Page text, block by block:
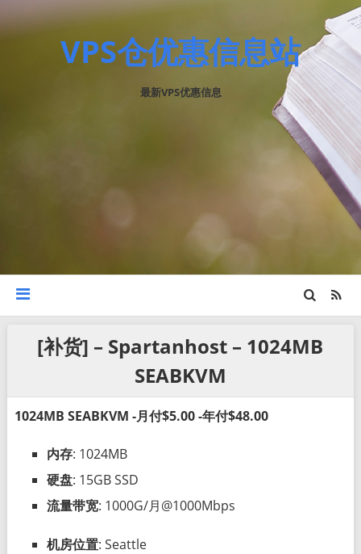
VPS仓优惠信息站
最新VPS优惠信息
[补货] – Spartanhost – 1024MB
SEABKVM
1024MB SEABKVM -月付$5.00 -年付$48.00
内存: 1024MB
硬盘: 15GB SSD
流量带宽: 1000G/月@1000Mbps
机房位置: Seattle